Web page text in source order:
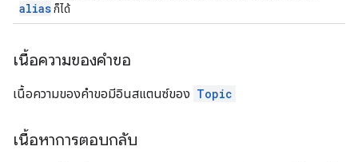
aliasก็ได้
เนื้อความของคำขอ
เนื้อความของคำขอมีอินสแตนซ์ของ Topic
เนื้อหาการตอบกลับ